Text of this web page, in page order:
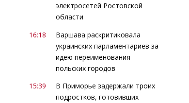
электросетей Ростовской
области
16:18
Варшава раскритиковала
украинских парламентариев за
идею переименования
польских городов
15:39
В Приморье задержали троих
подростков, готовивших